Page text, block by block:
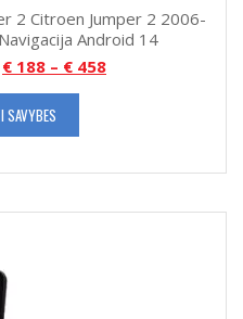
2 Citroen Jumper 2 2006-
Android 14
€ 188 – € 458
SAVYBES